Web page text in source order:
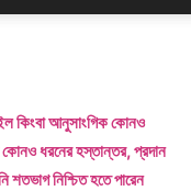
আনুসাংগিক কোনও
কোনও ধরনের হস্তান্তর, প্রদান
শতভাগ নিশ্চিত হতে পারেন